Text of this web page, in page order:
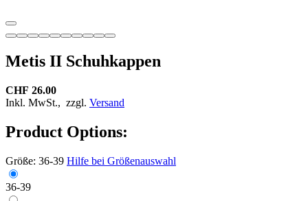
Metis II Schuhkappen
CHF 26.00
Inkl. MwSt., zzgl. Versand
Product Options:
Größe: 36-39 Hilfe bei Größenauswahl
36-39